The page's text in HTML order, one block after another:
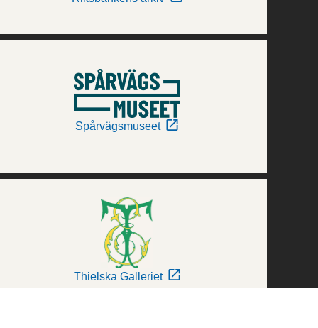
Spårvägsmuseet
Thielska Galleriet